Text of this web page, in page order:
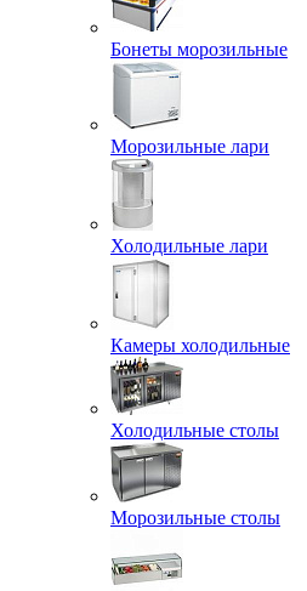
Бонеты морозильные
Морозильные лари
Холодильные лари
Камеры холодильные
Холодильные столы
Морозильные столы